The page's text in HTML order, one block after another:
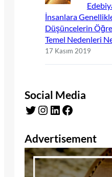
İnsanlara
Düşüncelerin
Temel Nedenleri
17 Kasım 2019
Social Media
Twitter Instagram LinkedIn Facebook
Advertisement